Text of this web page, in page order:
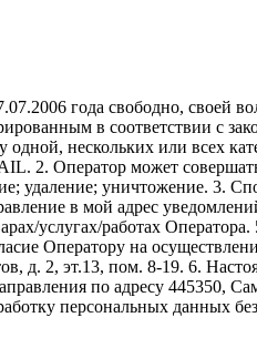
года свободно, своей
в соответствии с
одной, нескольких или всех
2. Оператор может
удаление; уничтожение. 3.
в мой адрес
услугах/работах Оператора.
Оператору на
д. 2, эт.13, пом. 8-19. 6.
по адресу 445350,
персональных данных